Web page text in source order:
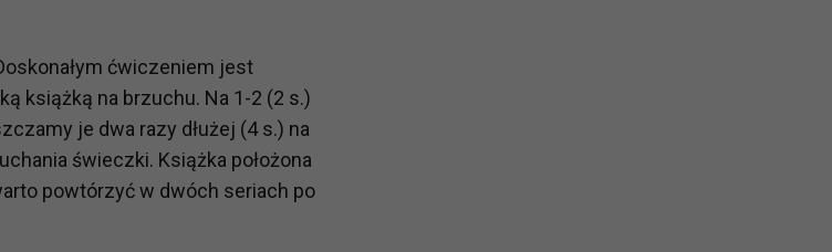
ćwiczeniem jest
książką na brzuchu. Na 1-2 (2 s.)
je dwa razy dłużej (4 s.) na
świeczki. Książka położona
powtórzyć w dwóch seriach po
właściwej, zgodnej z obowiązującymi przepisami, podstawie prawnej.
usług, w tym dopasowywania ich do Twoich zainteresowań,
jest niezbędność do wykonania umów o ich świadczenie
dostępne w usługach, z których korzystasz). Taką podstawą
administratorów jest tzw. uzasadniony interes administratora.
podmiotów trzecich będzie odbywać się na podstawie Twojej dobrowolnej